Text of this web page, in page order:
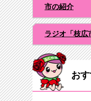
市の紹介
ラジオ「枝広
お